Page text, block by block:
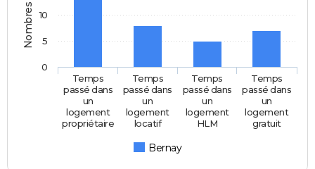
Bernay
Temps
passé dans
un
logement
propriétaire
Temps
passé dans
un
logement
locatif
Temps
passé dans
un
logement
HLM
Temps
passé dans
un
logement
gratuit
0
5
10